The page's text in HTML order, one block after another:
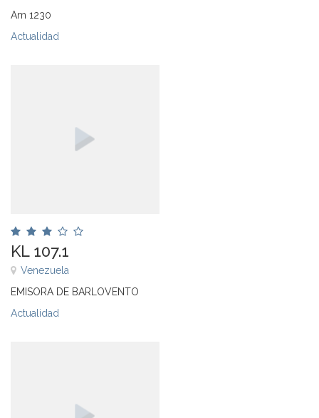
Am 1230
Actualidad
KL 107.1
Venezuela
EMISORA DE BARLOVENTO
Actualidad